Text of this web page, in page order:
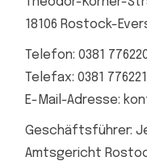
18106 Rostock-
Telefon: 0381
Telefax: 0381
E-Mail-Adresse:
Geschäftsführer:
Amtsgericht